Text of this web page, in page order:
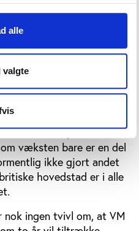
alle
valgte
i 2012. Men de
Statistics viste en
i London i månederne
besøgende flere penge
siden årtusindskiftet har
gør det mere eller mindre
spiller en rolle
væksten bare er en del
ikke gjort andet
hovedstad er i alle
ingen tvivl om, at VM